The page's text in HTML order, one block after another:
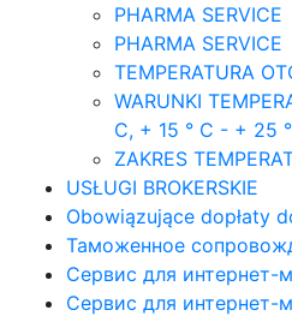
PHARMA SERVICE
PHARMA SERVICE
TEMPERATURA
WARUNKI
C, + 15 ° C - + 25
ZAKRES
USŁUGI BROKERSKIE
Obowiązujące dopłaty
Таможенное
Сервис для интернет-
Сервис для интернет-